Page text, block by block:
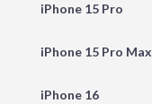
iPhone 15 Pro
iPhone 15 Pro Max
iPhone 16